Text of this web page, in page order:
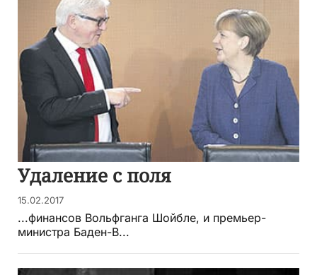
Удаление с поля
15.02.2017
...финансов Вольфганга Шойбле, и премьер-
министра Баден-В...